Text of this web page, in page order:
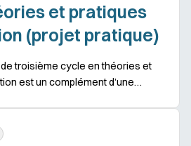
et pratiques
(projet pratique)
troisième cycle en théories et
est un complément d’une